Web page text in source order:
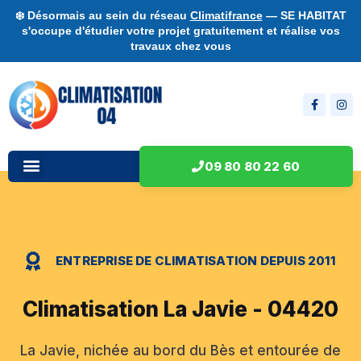
❄️ Désormais au sein du réseau Climatifrance— SE HABITAT
s'occupe d'étudier votre projet gratuitement et réalise vos
travaux chez vous
09 80 80 22 60
ENTREPRISE DE CLIMATISATION DEPUIS 2011
Climatisation La Javie - 04420
La Javie, nichée au bord du Bès et entourée de